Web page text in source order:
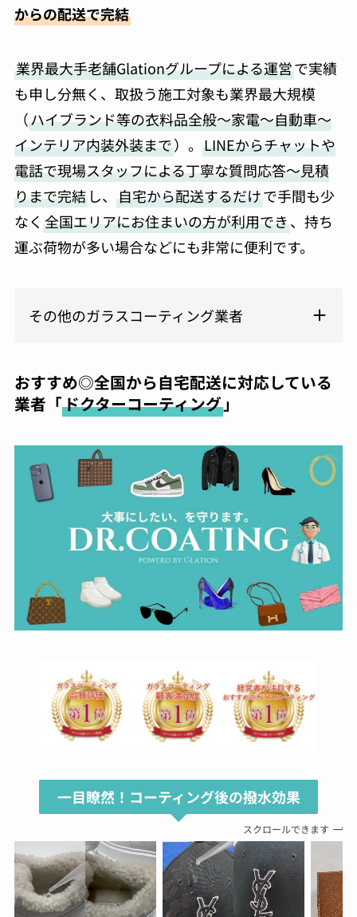
からの配送で完結
業界最大手老舗Glationグループによる運営で実績
も申し分無く、取扱う施工対象も業界最大規模
（ハイブランド等の衣料品全般～家電～自動車～
インテリア内装外装まで）。 LINEからチャットや
電話で現場スタッフによる丁寧な質問応答～見積
りまで完結し、 自宅から配送するだけで手間も少
なく 全国エリアにお住まいの方が利用でき、持ち
運ぶ荷物が多い場合などにも非常に便利です。
その他のガラスコーティング業者
おすすめ◎全国から自宅配送に対応している
業者「ドクターコーティング」
一目瞭然！コーティング後の撥水効果
スクロールできます